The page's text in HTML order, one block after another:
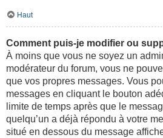
Haut
Comment puis-je modifier ou
À moins que vous ne soyez un
modérateur du forum, vous ne
que vos propres messages. Vous
messages en cliquant le bouton
limite de temps après que le
quelqu’un a déjà répondu à votre
situé en dessous du message